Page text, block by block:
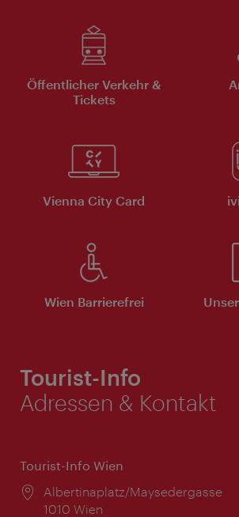
Öffentlicher Verkehr &
Tickets
Vienna City Card
Wien Barrierefrei
Tourist-Info
Adressen & Kontakt
Tourist-Info Wien
Ort:
Albertinaplatz/Maysedergasse
1010 Wien